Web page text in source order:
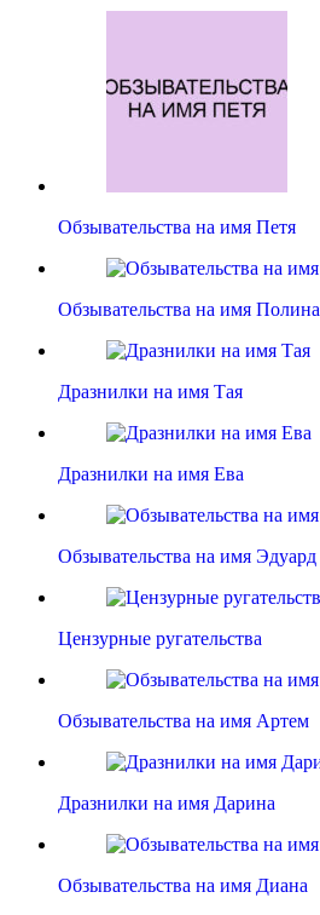
Обзывательства на имя Петя
Обзывательства на имя Полина
Дразнилки на имя Тая
Дразнилки на имя Ева
Обзывательства на имя Эдуард
Цензурные ругательства
Обзывательства на имя Артем
Дразнилки на имя Дарина
Обзывательства на имя Диана